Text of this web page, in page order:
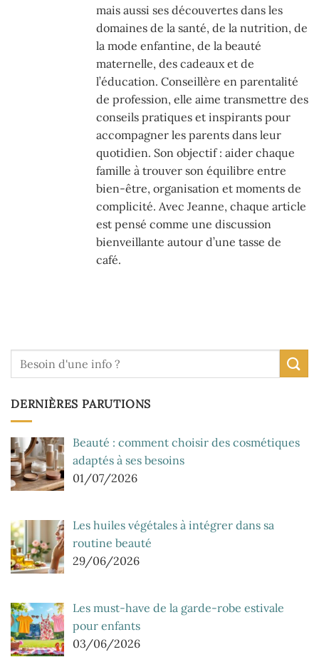
mais aussi ses découvertes dans les
domaines de la santé, de la nutrition, de
la mode enfantine, de la beauté
maternelle, des cadeaux et de
l’éducation. Conseillère en parentalité
de profession, elle aime transmettre des
conseils pratiques et inspirants pour
accompagner les parents dans leur
quotidien. Son objectif : aider chaque
famille à trouver son équilibre entre
bien-être, organisation et moments de
complicité. Avec Jeanne, chaque article
est pensé comme une discussion
bienveillante autour d’une tasse de
café.
DERNIÈRES PARUTIONS
Beauté : comment choisir des cosmétiques
adaptés à ses besoins
01/07/2026
Les huiles végétales à intégrer dans sa
routine beauté
29/06/2026
Les must-have de la garde-robe estivale
pour enfants
03/06/2026